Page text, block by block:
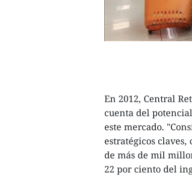
En 2012, Central
cuenta del
este mercado.
estratégicos
de más de mil
22 por ciento del